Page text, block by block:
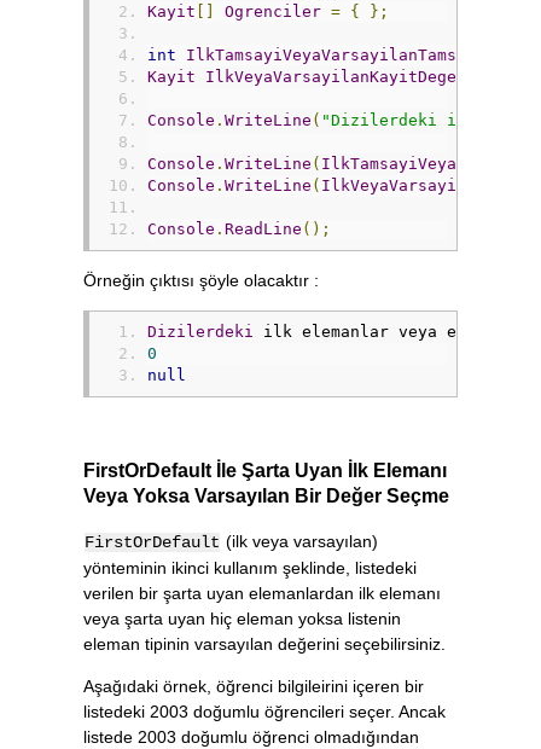
Kayit
Ogrenciler = { };
int IlkTamsayiVeyaVarsayilanTamsayi
Kayit
IlkVeyaVarsayilanKayitDegeri
Console . WriteLine ( "Dizilerdeki ilk
Console . WriteLine (
Console . WriteLine (
Console . ReadLine ();
Örneğin çıktısı şöyle olacaktır :
Dizilerdeki
ilk elemanlar veya eleman
0
null
FirstOrDefault İle Şarta Uyan İlk Elemanı
Veya Yoksa Varsayılan Bir Değer Seçme
FirstOrDefault (ilk veya varsayılan)
yönteminin ikinci kullanım şeklinde, listedeki
verilen bir şarta uyan elemanlardan ilk elemanı
veya şarta uyan hiç eleman yoksa listenin
eleman tipinin varsayılan değerini seçebilirsiniz.
Aşağıdaki örnek, öğrenci bilgileirini içeren bir
listedeki 2003 doğumlu öğrencileri seçer. Ancak
listede 2003 doğumlu öğrenci olmadığından